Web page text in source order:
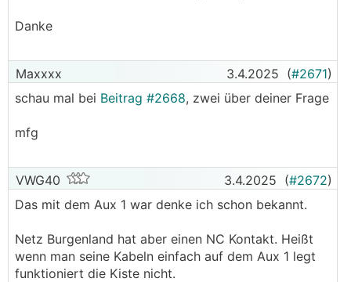
Danke
Maxxxx 3.4.2025 (#2671)
schau mal bei Beitrag #2668, zwei über deiner Frage
mfg
VWG40 3.4.2025 (#2672)
Das mit dem Aux 1 war denke ich schon bekannt.
Netz Burgenland hat aber einen NC Kontakt. Heißt
wenn man seine Kabeln einfach auf dem Aux 1 legt
funktioniert die Kiste nicht.